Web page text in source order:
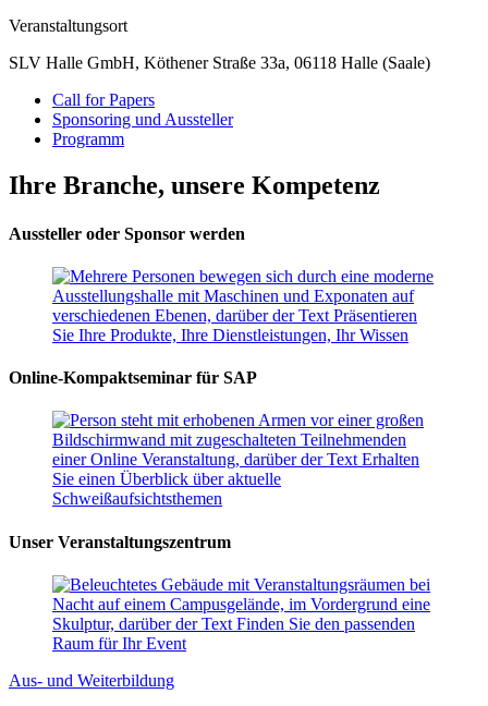
Veranstaltungsort
SLV Halle GmbH, Köthener Straße 33a, 06118 Halle (Saale)
Call for Papers
Sponsoring und Aussteller
Programm
Ihre Branche, unsere Kompetenz
Aussteller oder Sponsor werden
Online-Kompaktseminar für SAP
Unser Veranstaltungszentrum
Aus- und Weiterbildung